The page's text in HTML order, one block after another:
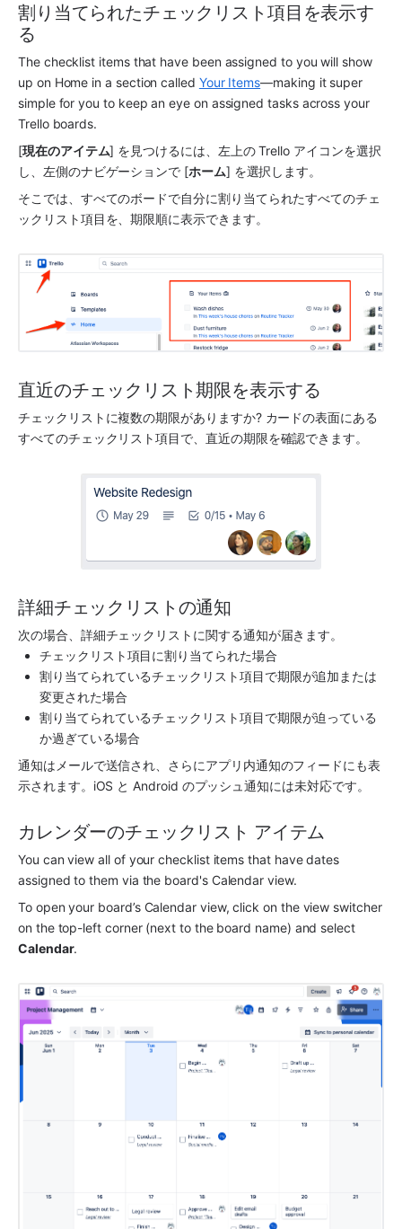
割り当てられたチェックリスト項目を表示す
る
The checklist items that have been assigned to you will show
up on Home in a section called Your Items—making it super
simple for you to keep an eye on assigned tasks across your
Trello boards.
[現在のアイテム] を見つけるには、左上の Trello アイコンを選択
し、左側のナビゲーションで [ホーム] を選択します。
そこでは、すべてのボードで自分に割り当てられたすべてのチェ
ックリスト項目を、期限順に表示できます。
直近のチェックリスト期限を表示する
チェックリストに複数の期限がありますか? カードの表面にある
すべてのチェックリスト項目で、直近の期限を確認できます。
詳細チェックリストの通知
次の場合、詳細チェックリストに関する通知が届きます。
チェックリスト項目に割り当てられた場合
割り当てられているチェックリスト項目で期限が追加または
変更された場合
割り当てられているチェックリスト項目で期限が迫っている
か過ぎている場合
通知はメールで送信され、さらにアプリ内通知のフィードにも表
示されます。iOS と Android のプッシュ通知には未対応です。
カレンダーのチェックリスト アイテム
You can view all of your checklist items that have dates
assigned to them via the board's Calendar view.
To open your board’s Calendar view, click on the view switcher
on the top-left corner (next to the board name) and select
Calendar.